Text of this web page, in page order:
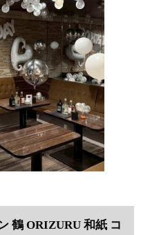
鶴 ORIZURU 和紙 コ